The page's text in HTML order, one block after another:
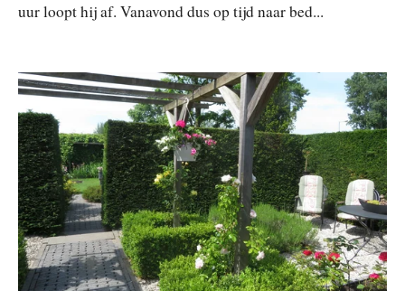
uur loopt hij af. Vanavond dus op tijd naar bed...